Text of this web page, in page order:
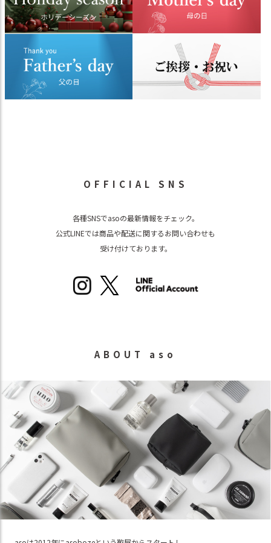
OFFICIAL SNS
各種SNSでasoの最新情報をチェック。
公式LINEでは商品や配送に関するお問い合わせも
受け付けております。
ABOUT aso